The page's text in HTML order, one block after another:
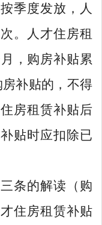
按季度发放， 人
。 人才住房租
，购房补贴累
补贴的，不得
房租赁补贴后
贴时应扣除已
条的解读 （购
住房租赁补贴